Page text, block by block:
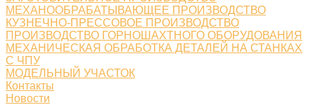
МЕХАНООБРАБАТЫВАЮЩЕЕ ПРОИЗВОДСТВО
КУЗНЕЧНО-ПРЕССОВОЕ ПРОИЗВОДСТВО
ПРОИЗВОДСТВО ГОРНОШАХТНОГО ОБОРУДОВАНИЯ
МЕХАНИЧЕСКАЯ ОБРАБОТКА ДЕТАЛЕЙ НА СТАНКАХ
С ЧПУ
МОДЕЛЬНЫЙ УЧАСТОК
Контакты
Новости